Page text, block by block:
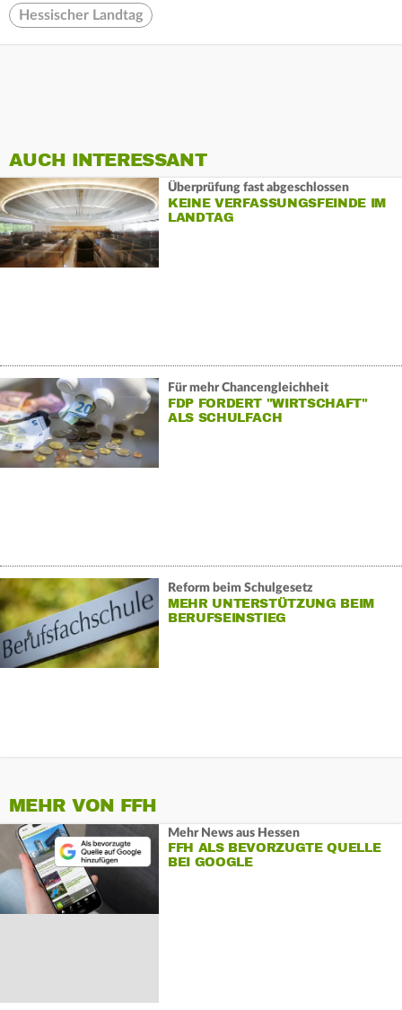
Hessischer Landtag
AUCH INTERESSANT
Überprüfung fast abgeschlossen
KEINE VERFASSUNGSFEINDE IM
LANDTAG
Für mehr Chancengleichheit
FDP FORDERT "WIRTSCHAFT"
ALS SCHULFACH
Reform beim Schulgesetz
MEHR UNTERSTÜTZUNG BEIM
BERUFSEINSTIEG
MEHR VON FFH
Mehr News aus Hessen
FFH ALS BEVORZUGTE QUELLE
BEI GOOGLE